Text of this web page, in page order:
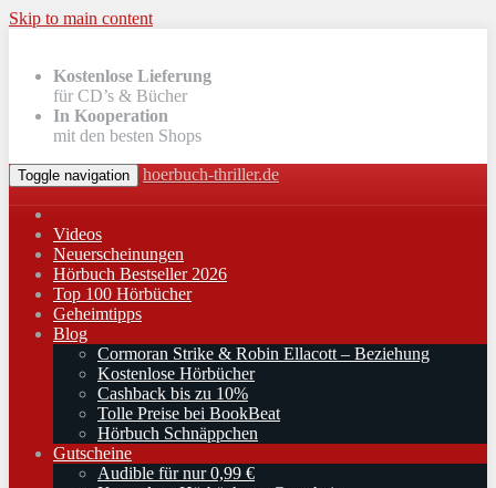
Skip to main content
Kostenlose Lieferung
für CD’s & Bücher
In Kooperation
mit den besten Shops
Toggle navigation hoerbuch-thriller.de
Videos
Neuerscheinungen
Hörbuch Bestseller 2026
Top 100 Hörbücher
Geheimtipps
Blog
Cormoran Strike & Robin Ellacott – Beziehung
Kostenlose Hörbücher
Cashback bis zu 10%
Tolle Preise bei BookBeat
Hörbuch Schnäppchen
Gutscheine
Audible für nur 0,99 €